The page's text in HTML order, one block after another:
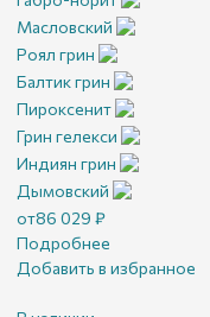
Масловский
Роял грин
Балтик грин
Пироксенит
Грин гелекси
Индиян грин
Дымовский
от86 029 ₽
Подробнее
Добавить в избранное